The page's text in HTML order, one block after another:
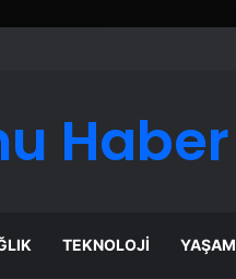
Haber
TEKNOLOJI YAŞAM